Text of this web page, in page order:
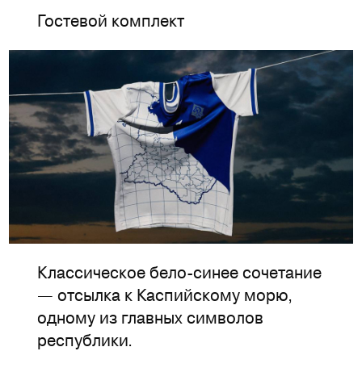
Гостевой комплект
Классическое бело-синее сочетание
— отсылка к Каспийскому морю,
одному из главных символов
республики.